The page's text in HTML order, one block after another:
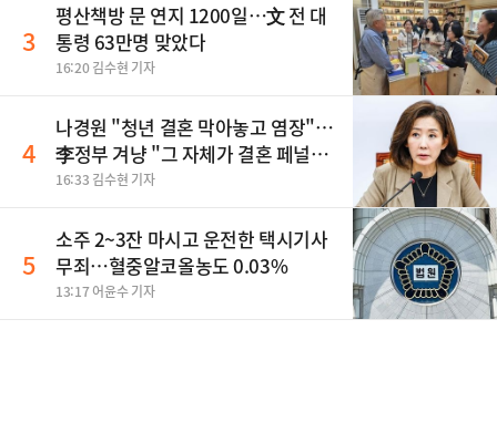
3
평산책방 문 연지 1200일…文 전 대
통령 63만명 맞았다
16:20 김수현 기자
4
나경원 "청년 결혼 막아놓고 염장"…
李정부 겨냥 "그 자체가 결혼 페널
티"
16:33 김수현 기자
5
소주 2~3잔 마시고 운전한 택시기사
무죄…혈중알코올농도 0.03%
13:17 어윤수 기자